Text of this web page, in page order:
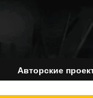
Авторские